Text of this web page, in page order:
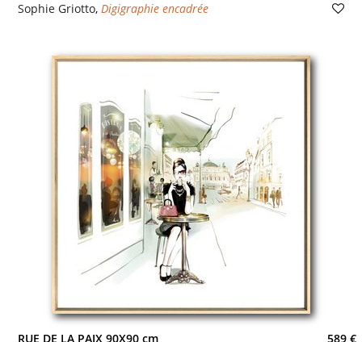
Sophie Griotto, Digigraphie encadrée
RUE DE LA PAIX 90X90 cm
589 €